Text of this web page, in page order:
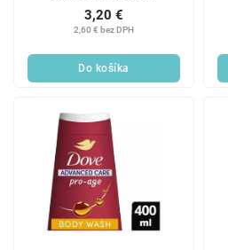
2,60 € bez DPH
3,20 €
Do košíka